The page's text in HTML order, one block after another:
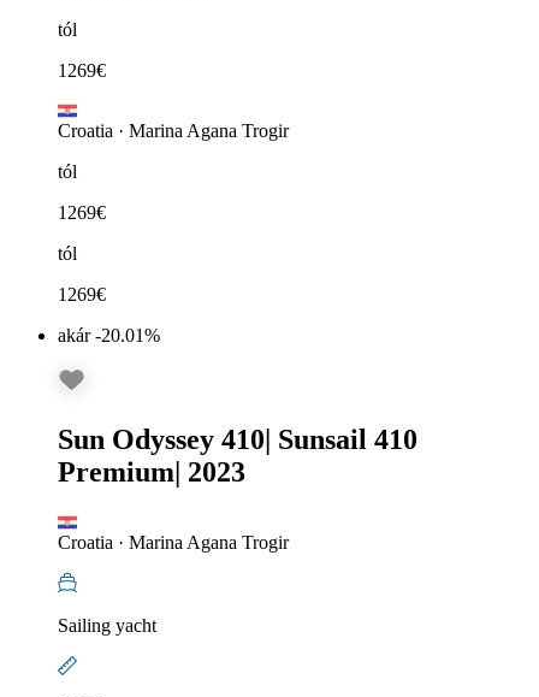
tól
1269€
Croatia · Marina Agana Trogir
tól
1269€
tól
1269€
akár -20.01%
Sun Odyssey 410 Sunsail 410
Premium 2023
Croatia · Marina Agana Trogir
Sailing yacht